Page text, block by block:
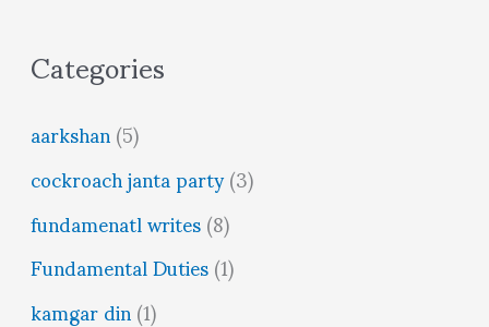
Categories
aarkshan(5)
cockroach janta party(3)
fundamenatl writes(8)
Fundamental Duties(1)
kamgar din(1)